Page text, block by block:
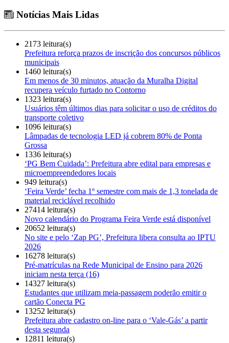
Notícias Mais Lidas
2173 leitura(s)
Prefeitura reforça prazos de inscrição dos concursos públicos
municipais
1460 leitura(s)
Em menos de 30 minutos, atuação da Muralha Digital
recupera veículo furtado no Contorno
1323 leitura(s)
Usuários têm últimos dias para solicitar o uso de créditos do
transporte coletivo
1096 leitura(s)
Lâmpadas de tecnologia LED já cobrem 80% de Ponta
Grossa
1336 leitura(s)
‘PG Bem Cuidada’: Prefeitura abre edital para empresas e
microempreendedores locais
949 leitura(s)
‘Feira Verde’ fecha 1º semestre com mais de 1,3 tonelada de
material reciclável recolhido
27414 leitura(s)
Novo calendário do Programa Feira Verde está disponível
20652 leitura(s)
No site e pelo ‘Zap PG’, Prefeitura libera consulta ao IPTU
2026
16278 leitura(s)
Pré-matrículas na Rede Municipal de Ensino para 2026
iniciam nesta terça (16)
14327 leitura(s)
Estudantes que utilizam meia-passagem poderão emitir o
cartão Conecta PG
13252 leitura(s)
Prefeitura abre cadastro on-line para o ‘Vale-Gás’ a partir
desta segunda
12811 leitura(s)